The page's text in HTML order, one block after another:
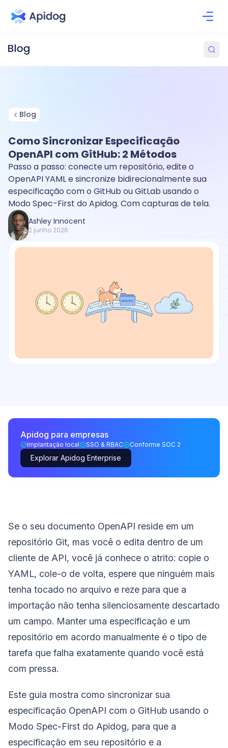
Blog
Como Sincronizar Especificação
OpenAPI com GitHub: 2 Métodos
Passo a passo: conecte um repositório, edite o
OpenAPI YAML e sincronize bidirecionalmente sua
especificação com o GitHub ou GitLab usando o
Modo Spec-First do Apidog. Com capturas de tela.
Ashley Innocent
2 junho 2026
Apidog para empresas
Implantação local SSO & RBAC Conforme SOC 2
Explorar Apidog Enterprise
Se o seu documento OpenAPI reside em um
repositório Git, mas você o edita dentro de um
cliente de API, você já conhece o atrito: copie o
YAML, cole-o de volta, espere que ninguém mais
tenha tocado no arquivo e reze para que a
importação não tenha silenciosamente descartado
um campo. Manter uma especificação e um
repositório em acordo manualmente é o tipo de
tarefa que falha exatamente quando você está
com pressa.
Este guia mostra como sincronizar sua
especificação OpenAPI com o GitHub usando o
Modo Spec-First do Apidog, para que a
especificação em seu repositório e a